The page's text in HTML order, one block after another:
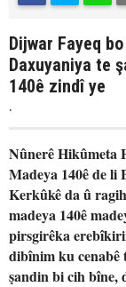
Dijwar Fayeq
Daxuyaniya te
140ê zindî ye
.
Nûnerê Hikûmeta
Madeya 140ê de li
Kerkûkê da û
madeya 140ê
pirsgirêka
dibînim ku cenabê
şandin bi cih bîne,